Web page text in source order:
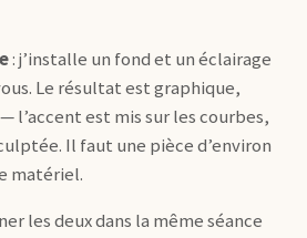
: j’installe un fond et un éclairage
Le résultat est graphique,
l’accent est mis sur les courbes,
Il faut une pièce d’environ
matériel.
les deux dans la même séance